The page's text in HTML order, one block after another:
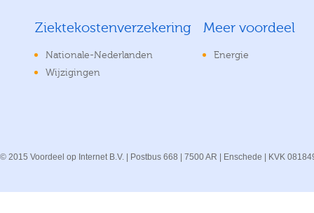
Ziektekostenverzekering
Nationale-Nederlanden
Wijzigingen
Meer voordeel
Energie
© 2015 Voordeel op Internet B.V. | Postbus 668 | 7500 AR | Enschede | KVK